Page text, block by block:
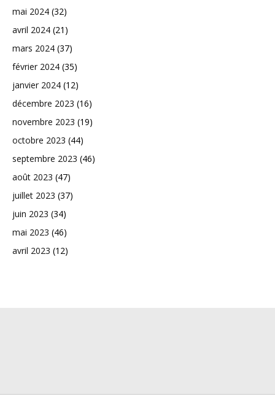
mai 2024 (32)
avril 2024 (21)
mars 2024 (37)
février 2024 (35)
janvier 2024 (12)
décembre 2023 (16)
novembre 2023 (19)
octobre 2023 (44)
septembre 2023 (46)
août 2023 (47)
juillet 2023 (37)
juin 2023 (34)
mai 2023 (46)
avril 2023 (12)